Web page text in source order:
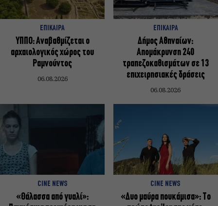
ΕΠΙΚΑΙΡΑ
ΥΠΠΟ: Αναβαθμίζεται ο
αρχαιολογικός χώρος του
Ραμνούντος
06.08.2026
ΕΠΙΚΑΙΡΑ
Δήμος Αθηναίων:
Απομάκρυνση 240
τραπεζοκαθισμάτων σε 13
επιχειρησιακές δράσεις
06.08.2026
CINE NEWS
«Θάλασσα από γυαλί»:
CINE NEWS
«Δυο μαύρα πουκάμισα»: Το